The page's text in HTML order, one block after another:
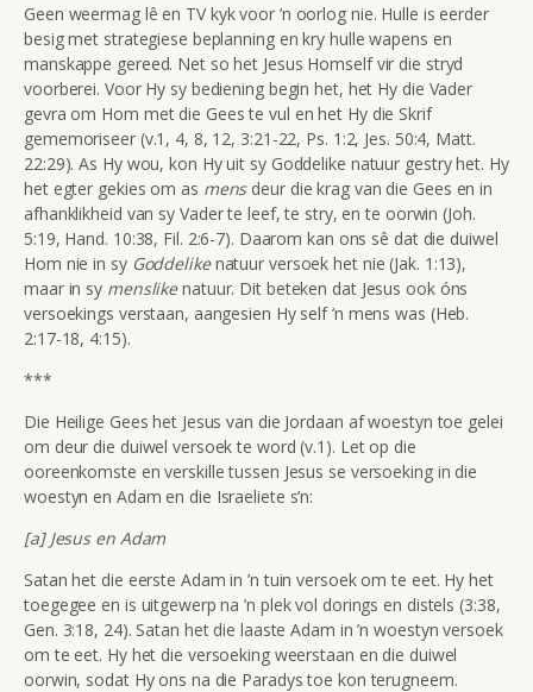
Geen weermag lê en TV kyk voor ’n oorlog nie. Hulle is eerder
besig met strategiese beplanning en kry hulle wapens en
manskappe gereed. Net so het Jesus Homself vir die stryd
voorberei. Voor Hy sy bediening begin het, het Hy die Vader
gevra om Hom met die Gees te vul en het Hy die Skrif
gememoriseer (v.1, 4, 8, 12, 3:21-22, Ps. 1:2, Jes. 50:4, Matt.
22:29). As Hy wou, kon Hyuit sy Goddelike natuur gestry het. Hy
het egter gekies om as mensdeur die krag van die Gees en in
afhanklikheid van sy Vader te leef, te stry, en te oorwin (Joh.
5:19, Hand. 10:38, Fil. 2:6-7). Daarom kan ons sê dat die duiwel
Hom nie in sy Goddelikenatuur versoek het nie (Jak. 1:13),
maar in sy menslikenatuur. Dit beteken dat Jesus ook óns
versoekings verstaan, aangesien Hy self ’n mens was (Heb.
2:17-18, 4:15).
***
Die Heilige Gees het Jesus van die Jordaan af woestyn toe gelei
om deur die duiwel versoek te word (v.1). Let op die
ooreenkomste en verskille tussen Jesus se versoeking in die
woestyn en Adam en die Israeliete s’n:
[a] Jesus en Adam
Satan het die eerste Adam in ’n tuin versoek om te eet. Hy het
toegegee en is uitgewerp na ’n plek vol dorings en distels (3:38,
Gen. 3:18, 24). Satan het die laaste Adam in ’n woestyn versoek
om te eet. Hy het die versoeking weerstaan en die duiwel
oorwin, sodat Hy ons na die Paradys toe kon terugneem.